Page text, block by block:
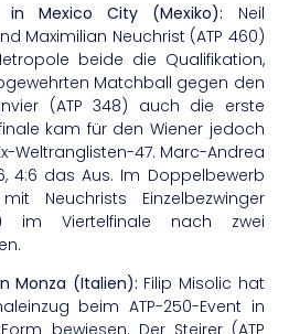
in Mexico City (Mexiko): Neil
Maximilian Neuchrist (ATP 460)
beide die Qualifikation,
Matchball gegen den
(ATP 348) auch die erste
kam für den Wiener jedoch
Weltranglisten-47. Marc-Andrea
4:6 das Aus. Im Doppelbewerb
Neuchrists Einzelbezwinger
im Viertelfinale nach zwei
Monza (Italien): Filip Misolic hat
beim ATP-250-Event in